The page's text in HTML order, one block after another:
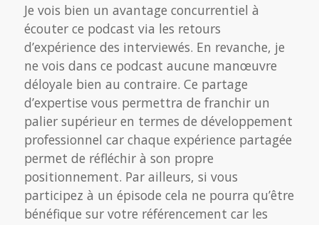
Je vois bien un avantage concurrentiel à
écouter ce podcast via les retours
d’expérience des interviewés. En revanche, je
ne vois dans ce podcast aucune manœuvre
déloyale bien au contraire. Ce partage
d’expertise vous permettra de franchir un
palier supérieur en termes de développement
professionnel car chaque expérience partagée
permet de réfléchir à son propre
positionnement. Par ailleurs, si vous
participez à un épisode cela ne pourra qu’être
bénéfique sur votre référencement car les